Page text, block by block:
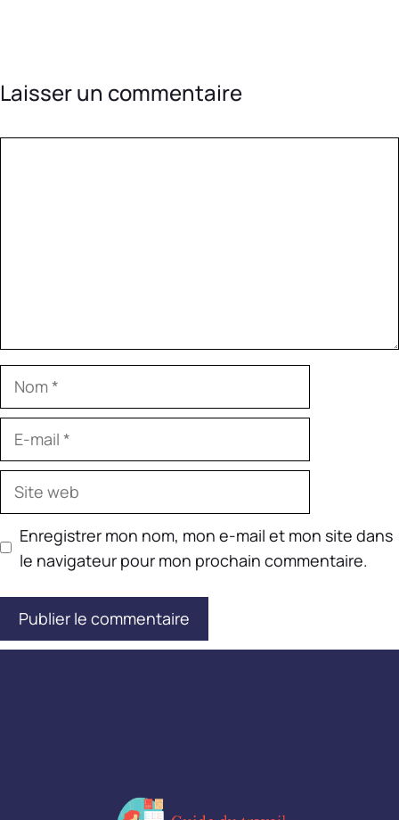
Laisser un commentaire
Nom
Site
Enregistrer mon nom, mon e-mail et mon site dans
le navigateur pour mon prochain commentaire.